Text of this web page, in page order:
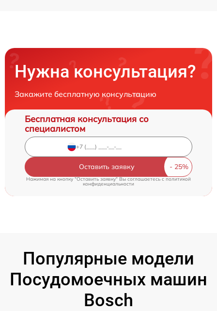
Нужна консультация?
Закажите бесплатную консультацию
Бесплатная консультация со
специалистом
Оставить заявку
Нажимая на кнопку "Оставить заявку" Вы соглашаетесь cполитикой
конфиденциальности
Популярные модели
Посудомоечных машин
Bosch